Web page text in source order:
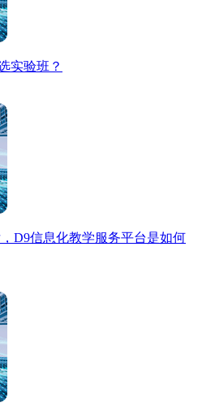
实验班？
D9信息化教学服务平台是如何